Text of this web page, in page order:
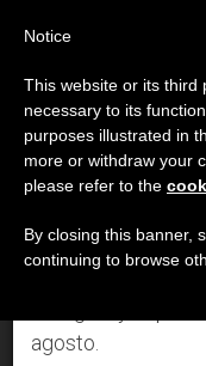
DÍA
ÚLTIMAS
Filipinas: Avance en
Aviso
Del 27 de julio
anual,
se generan menos
agosto.
Notice
This website or its third
necessary to its
purposes illustrated in
more or withdraw your
please refer to the
By closing this banner,
continuing to browse